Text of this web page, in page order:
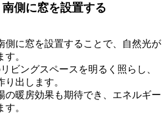
側に窓を設置する
側に窓を設置することで、自然光が
。
ビングスペースを明るく照らし、
出します。
の暖房効果も期待でき、エネルギー
。